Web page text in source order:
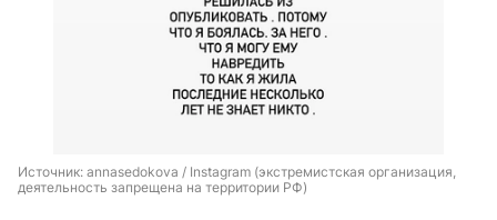
Источник: annasedokova / Instagram (экстремистская организация,
деятельность запрещена на территории РФ)